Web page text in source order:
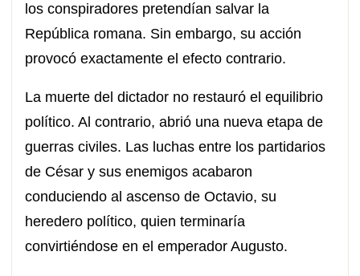
los conspiradores pretendían salvar la
República romana. Sin embargo, su acción
provocó exactamente el efecto contrario.
La muerte del dictador no restauró el equilibrio
político. Al contrario, abrió una nueva etapa de
guerras civiles. Las luchas entre los partidarios
de César y sus enemigos acabaron
conduciendo al ascenso de Octavio, su
heredero político, quien terminaría
convirtiéndose en el emperador Augusto.